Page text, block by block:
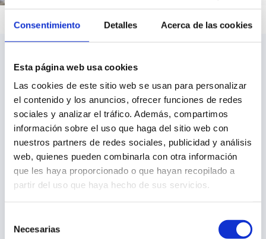
Consentimiento Detalles Acerca de las cookies
Esta página web usa cookies
Las cookies de este sitio web se usan para personalizar
el contenido y los anuncios, ofrecer funciones de redes
sociales y analizar el tráfico. Además, compartimos
información sobre el uso que haga del sitio web con
nuestros partners de redes sociales, publicidad y análisis
web, quienes pueden combinarla con otra información
que les haya proporcionado o que hayan recopilado a
partir del uso que haya hecho de sus servicios.
Necesarias
Conoce el programa del Curso
Control de Calidad en el
Laboratorio
Temario disponible
INTRODUCCIÓN
Instalaciones seguridad e higiene
Título y salidas profesionales |
Curso Control de Calidad en el